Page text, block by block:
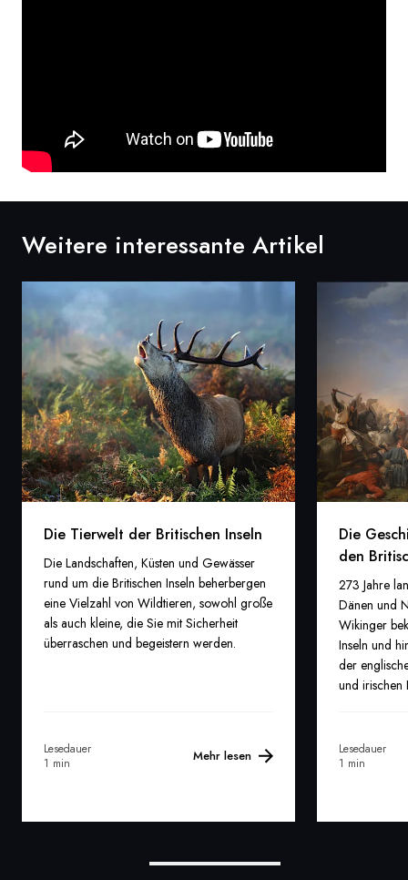
Weitere interessante Artikel
Die Tierwelt der Britischen Inseln
Die Landschaften, Küsten und Gewässer
rund um die Britischen Inseln beherbergen
eine Vielzahl von Wildtieren, sowohl große
als auch kleine, die Sie mit Sicherheit
überraschen und begeistern werden.
Lesedauer
1 min
Mehr lesen
Die
den
273 Jahre
Dänen und
Wikinger
Inseln und
der
und irischen
Lesedauer
1 min